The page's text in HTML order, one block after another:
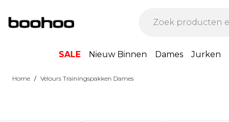
SALE Nieuw Binnen Dames Jurken
Home / Velours Trainingspakken Dames